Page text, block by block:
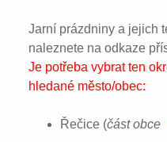
Jarní prázdniny a jejich
naleznete na odkaze
Je potřeba vybrat ten
hledané město/obec:
Řečice (část obce